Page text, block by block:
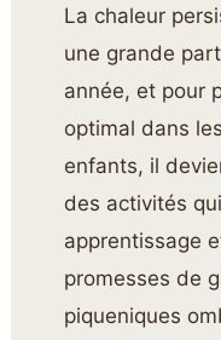
La chaleur
une grande
année, et pour
optimal dans
enfants, il
des activités
apprentissage
promesses de
piqueniques